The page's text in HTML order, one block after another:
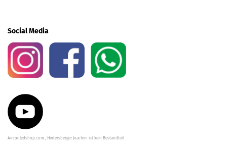
Social Media
Aircooledshop.com , Hintersberger Joachim ist kein Bestandteil